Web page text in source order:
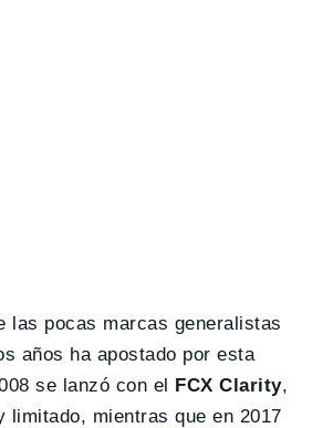
las pocas marcas generalistas
años ha apostado por esta
se lanzó con el FCX Clarity,
limitado, mientras que en 2017